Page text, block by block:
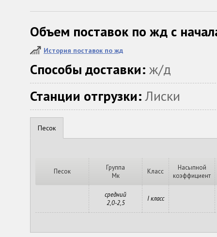
Объем поставок по жд с
История поставок по жд
Способы доставки: ж/д
Станции отгрузки:Лиски
Песок
Песок
Группа
Мк
Класс
Насыпной
коэффициент
средний
2,0-2,5
I класс